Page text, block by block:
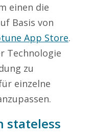
einen die
Basis von
App Store.
Technologie
zu
einzelne
stateless